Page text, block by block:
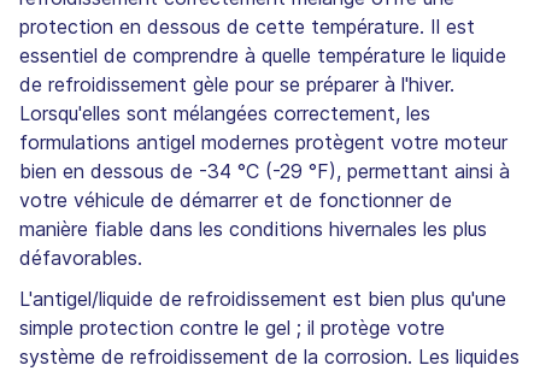
protection en dessous de cette température. Il est
essentiel de comprendre à quelle température le liquide
de refroidissement gèle pour se préparer à l'hiver.
Lorsqu'elles sont mélangées correctement, les
formulations antigel modernes protègent votre moteur
bien en dessous de -34 °C (-29 °F), permettant ainsi à
votre véhicule de démarrer et de fonctionner de
manière fiable dans les conditions hivernales les plus
défavorables.
L'antigel/liquide de refroidissement est bien plus qu'une
simple protection contre le gel ; il protège votre
système de refroidissement de la corrosion. Les liquides